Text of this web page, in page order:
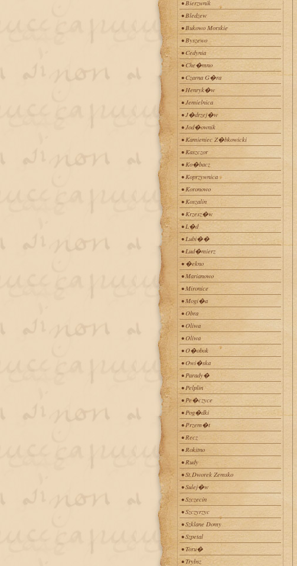
• Bierzwnik
• Bledzew
• Bukowo Morskie
• Byszewo
• Cedynia
• Che�mno
• Czarna G�ra
• Henryk�w
• Jemielnica
• J�drzej�w
• Jod�ownik
• Kamieniec Z�bkowicki
• Kaszczor
• Ko�bacz
• Koprzywnica
• Koronowo
• Koszalin
• Krzesz�w
• L�d
• Lubi��
• Lud�mierz
• �ekno
• Marianowo
• Mironice
• Mogi�a
• Obra
• Oliwa
• Oliwa
• O�obok
• Owi�ska
• Parady�
• Pelplin
• Pe�czyce
• Pog�dki
• Przem�t
• Recz
• Rokitno
• Rudy
• St.Dworek Zemsko
• Sulej�w
• Szczecin
• Szczyrzyc
• Szklane Domy
• Szpetal
• Toru�
• Trybsz